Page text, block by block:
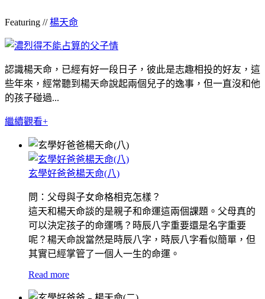
Featuring //楊天命
認識楊天命，已經有好一段日子，彼此是志趣相投的好友，這
些年來，經常聽到楊天命說起兩個兒子的逸事，但一直沒和他
的孩子碰過...
繼續觀看+
玄學好爸爸楊天命(八)
問：父母與子女命格相克怎樣？
這天和楊天命談的是親子和命運這兩個課題。父母真的
可以決定孩子的命運嗎？時辰八字重要還是名字重要
呢？楊天命說當然是時辰八字，時辰八字看似簡單，但
其實已經掌管了一個人一生的命運。
Read more